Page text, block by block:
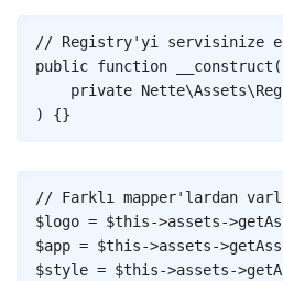
// Registry'yi servisinize
public function __construct (
private Nette\Assets\
)
{}
// Farklı mapper'lardan
$logo = $this->assets->
$app = $this->assets->
$style = $this->assets->